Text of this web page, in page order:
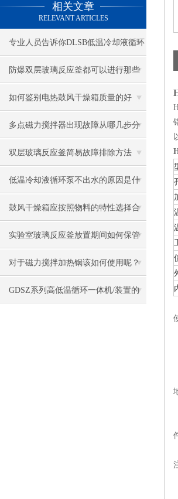
相关文章
RELEVANT ARTICLES
专业人员告诉你DLSB低温冷却液循环
泵使用步骤
防爆双层玻璃反应釜都可以进行那些
实验
如何鉴别电热鼓风干燥箱质量的好
坏？
多点磁力搅拌器出现故障从哪几步分
析？
双层玻璃反应釜简易故障排除方法
低温冷却液循环泵不出水的原因是什
么？
鼓风干燥箱应按照物料的特性选择合
适的温度和时间
实验室玻璃反应釜放置期间如何保管
对于磁力搅拌加热锅该如何使用呢？
请看下文！
GDSZ系列高低温循环一体机/装置的